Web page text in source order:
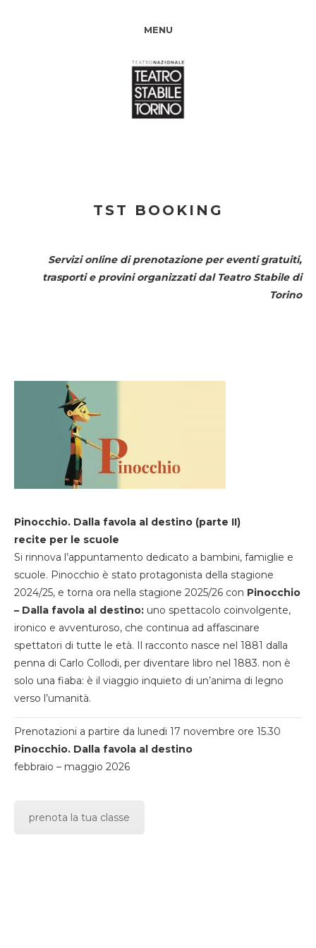
MENU
TST BOOKING
Servizi online di prenotazione per eventi gratuiti,
trasporti e provini organizzati dal Teatro Stabile di
Torino
Pinocchio. Dalla favola al destino (parte II)
recite per le scuole
Si rinnova l’appuntamento dedicato a bambini, famiglie e
scuole. Pinocchio è stato protagonista della stagione
2024/25, e torna ora nella stagione 2025/26 con Pinocchio
– Dalla favola al destino: uno spettacolo coinvolgente,
ironico e avventuroso, che continua ad affascinare
spettatori di tutte le età. Il racconto nasce nel 1881 dalla
penna di Carlo Collodi, per diventare libro nel 1883. non è
solo una fiaba: è il viaggio inquieto di un’anima di legno
verso l’umanità.
Prenotazioni a partire da lunedi 17 novembre ore 15.30
Pinocchio. Dalla favola al destino
febbraio – maggio 2026
prenota la tua classe